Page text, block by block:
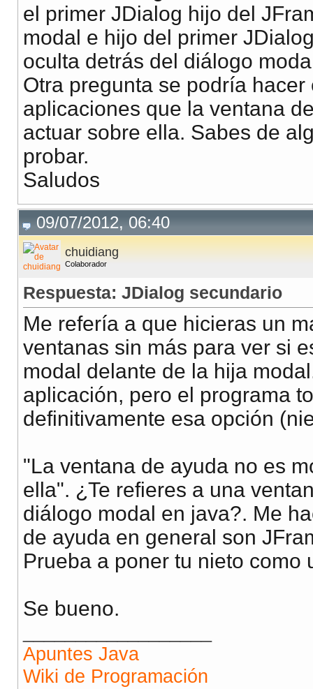
el primer JDialog hijo del
modal e hijo del primer
oculta detrás del diálogo
Otra pregunta se podría
aplicaciones que la ventana
actuar sobre ella. Sabes de
probar.
Saludos
09/07/2012, 06:40
chuidiang
Colaborador
Respuesta: JDialog secundario
Me refería a que hicieras un
ventanas sin más para ver si
modal delante de la hija
aplicación, pero el programa
definitivamente esa opción
"La ventana de ayuda no es
ella". ¿Te refieres a una
diálogo modal en java?. Me
de ayuda en general son
Prueba a poner tu nieto como
Se bueno.
Apuntes Java
Wiki de Programación